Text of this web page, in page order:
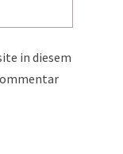
in diesem